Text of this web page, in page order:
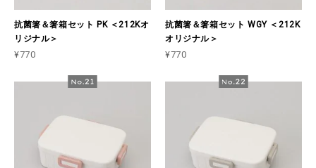
抗菌箸＆箸箱セット PK ＜212Kオ
リジナル＞
¥770
抗菌箸＆箸箱セット WGY ＜212K
オリジナル＞
¥770